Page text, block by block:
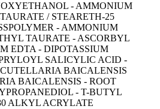
- AMMONIUM
/ STEARETH-25
- AMMONIUM
TAURATE - ASCORBYL
EDTA - DIPOTASSIUM
SALICYLIC ACID -
BAICALENSIS
BAICALENSIS - ROOT
- T-BUTYL
ALKYL ACRYLATE